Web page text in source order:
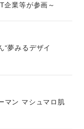
企業等が参画～
“夢みるデザイ
マン マシュマロ肌